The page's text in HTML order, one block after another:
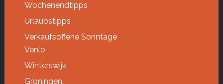
Wochenendtipps
Urlaubstipps
Verkaufsoffene Sonntage
Venlo
Winterswijk
Groningen